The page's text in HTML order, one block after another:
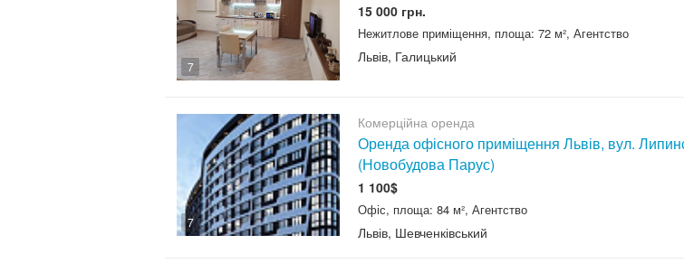
7
15 000 грн.
Нежитлове приміщення, площа: 72 м², Агентство
Львів, Галицький
7
Комерційна оренда
Оренда офісного приміщення Львів, вул.
(Новобудова Парус)
1 100$
Офіс, площа: 84 м², Агентство
Львів, Шевченківський